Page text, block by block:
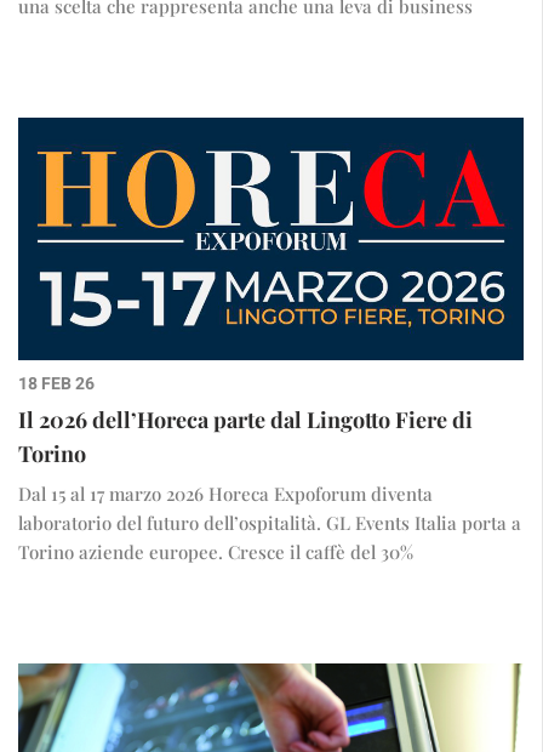
una scelta che rappresenta anche una leva di business
18 FEB 26
Il 2026 dell’Horeca parte dal Lingotto Fiere di
Torino
Dal 15 al 17 marzo 2026 Horeca Expoforum diventa
laboratorio del futuro dell’ospitalità. GL Events Italia porta a
Torino aziende europee. Cresce il caffè del 30%